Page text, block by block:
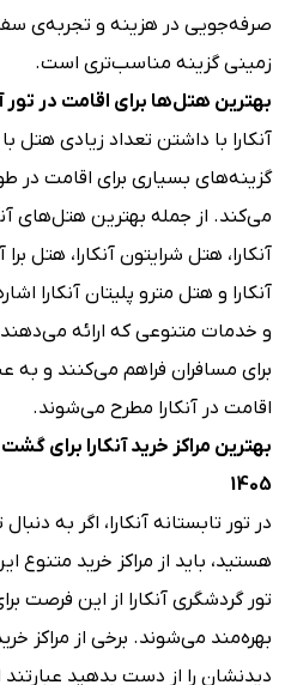
صرفه‌جویی در هزینه و تجربه‌ی
زمینی گزینه مناسب‌تری است.
بهترین هتل‌ها برای اقامت در تور
آنکارا با داشتن تعداد زیادی هتل
گزینه‌های بسیاری برای اقامت در
می‌کند. از جمله بهترین هتل‌های
آنکارا، هتل شرایتون آنکارا، هتل
آنکارا و هتل مترو پلیتان آنکارا
و خدمات متنوعی که ارائه
برای مسافران فراهم می‌کنند و به
اقامت در آنکارا مطرح می‌شوند.
بهترین مراکز خرید آنکارا برای
1405
در تور تابستانه آنکارا، اگر به
هستید، باید از مراکز خرید
تور گردشگری آنکارا از این فرصت
بهره‌مند می‌شوند. برخی از مراکز
دیدنشان را از دست بدهید عبارتند